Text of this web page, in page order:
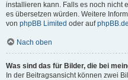
installieren kann. Falls es noch nicht
es übersetzen würden. Weitere
von phpBB Limited oder aufphpBB.de
Nach oben
Was sind das für Bilder, die bei
In der Beitragsansicht können zwei